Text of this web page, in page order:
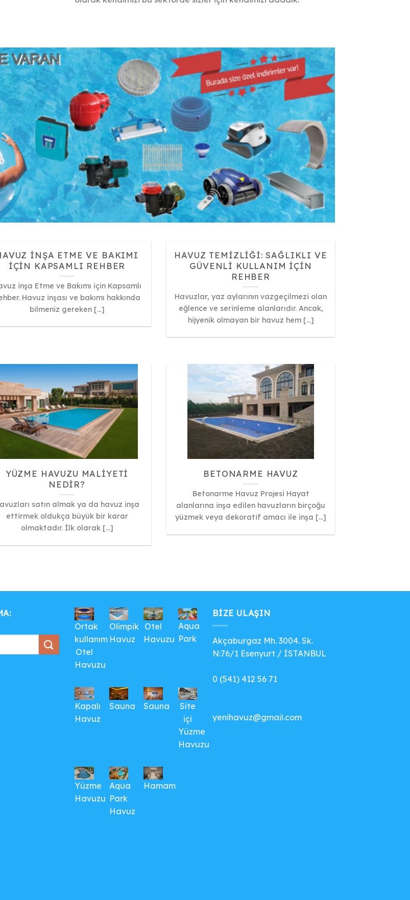
INŞA ETME VE BAKIMI
IÇIN KAPSAMLI REHBER
inşa Etme ve Bakımı için Kapsamlı
Havuz inşası ve bakımı hakkında
bilmeniz gereken [...]
HAVUZ TEMIZLIĞI: SAĞLIKLI VE
GÜVENLI KULLANIM İÇIN
REHBER
Havuzlar, yaz aylarının vazgeçilmezi olan
eğlence ve serinleme alanlarıdır. Ancak,
hijyenik olmayan bir havuz hem [...]
YÜZME HAVUZU MALIYETI
NEDIR?
satın almak ya da havuz inşa
ettirmek oldukça büyük bir karar
olmaktadır. İlk olarak [...]
BETONARME HAVUZ
Betonarme Havuz Projesi Hayat
alanlarına inşa edilen havuzların birçoğu
yüzmek veya dekoratif amacı ile inşa [...]
Ortak
kullanım
Otel
Havuzu
Olimpik
Havuz
Otel
Havuzu
Aqua
Park
Kapalı
Havuz
Sauna Sauna
Site
içi
Yüzme
Havuzu
Yüzme
Havuzu
Aqua
Park
Havuz
Hamam
BIZE ULAŞIN
Akçaburgaz Mh. 3004. Sk.
N:76/1 Esenyurt / İSTANBUL
0 (541) 412 56 71
yenihavuz@gmail.com